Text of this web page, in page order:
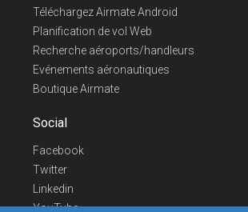
Téléchargez Airmate Android
Planification de vol Web
Recherche aéroports/handleurs
Evénements aéronautiques
Boutique Airmate
Social
Facebook
Twitter
Linkedin
YouTube